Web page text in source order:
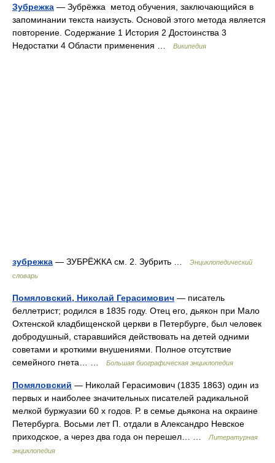
Зубрежка — Зубрёжка метод обучения, заключающийся в
запоминании текста наизусть. Основой этого метода является
повторение. Содержание 1 История 2 Достоинства 3
Недостатки 4 Области применения …
Википедия
зубрежка — ЗУБРЁЖКА см. 2. Зубрить …
Энциклопедический
словарь
Помяловский, Николай Герасимович — писатель
беллетрист; родился в 1835 году. Отец его, дьякон при Мало
Охтенской кладбищенской церкви в Петербурге, был человек
добродушный, старавшийся действовать на детей одними
советами и кроткими внушениями. Полное отсутствие
семейного гнета… …
Большая биографическая энциклопедия
Помяловский — Николай Герасимович (1835 1863) один из
первых и наиболее значительных писателей радикальной
мелкой буржуазии 60 х годов. Р. в семье дьякона на окраине
Петербурга. Восьми лет П. отдали в Александро Невское
приходское, а через два года он перешел… …
Литературная
энциклопедия